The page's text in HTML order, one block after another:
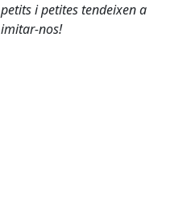
petits i petites tendeixen a
imitar-nos!